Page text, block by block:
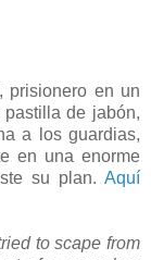
prisionero en un
de jabón,
a los guardias,
en una enorme
su plan. Aquí
to scape from